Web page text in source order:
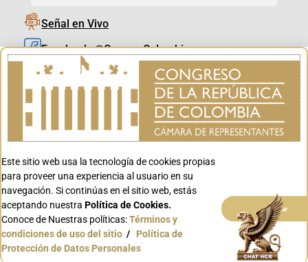
Señal en Vivo
Facebook_@CamaraColombia
Instagram_@CamaraColombia
X_@CamaraColombia
Youtube_@CamaraColombia
Youtube_@CanalCongreso
Conoce GOV.CO
Este sitio web usa la tecnología de cookies propias
para proveer una experiencia al usuario en su
navegación. Si continúas en el sitio web, estás
aceptando nuestra Política de Cookies.
Conoce de Nuestras políticas:Términos y
condiciones de uso del sitio / Política de
Protección de Datos Personales
Aceptar